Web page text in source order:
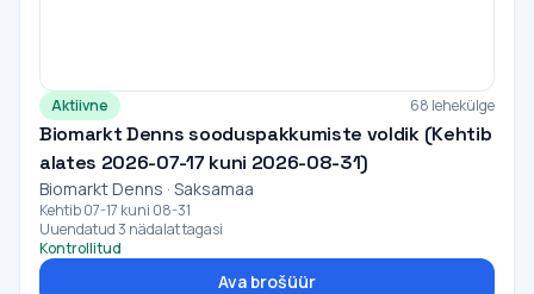
Aktiivne 68 lehekülge
Biomarkt Denns sooduspakkumiste voldik (Kehtib
alates 2026-07-17 kuni 2026-08-31)
Biomarkt Denns · Saksamaa
Kehtib 07-17 kuni 08-31
Uuendatud 3 nädalat tagasi
Kontrollitud
Ava brošüür